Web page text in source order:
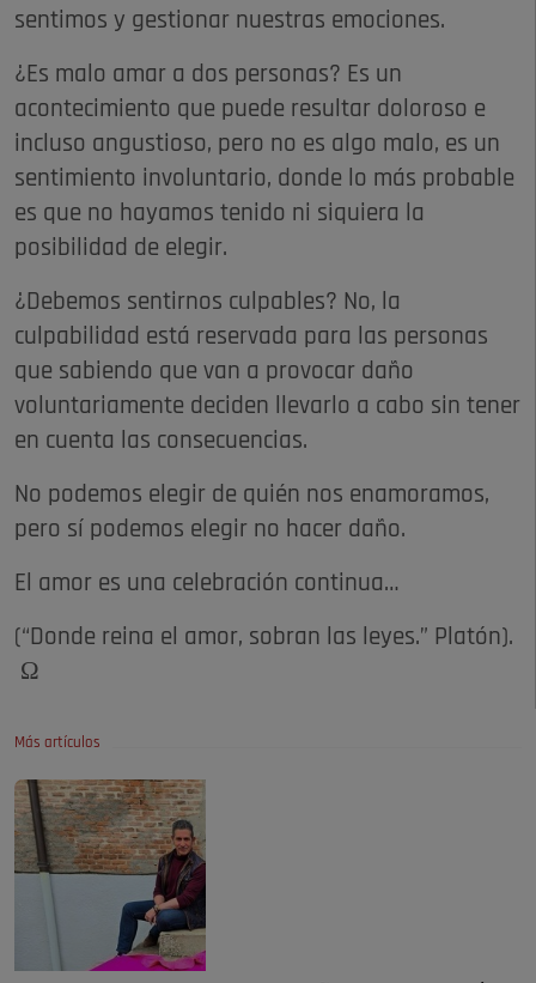
sentimos y gestionar nuestras emociones.
¿Es malo amar a dos personas? Es un
acontecimiento que puede resultar doloroso e
incluso angustioso, pero no es algo malo, es un
sentimiento involuntario, donde lo más probable
es que no hayamos tenido ni siquiera la
posibilidad de elegir.
¿Debemos sentirnos culpables? No, la
culpabilidad está reservada para las personas
que sabiendo que van a provocar daño
voluntariamente deciden llevarlo a cabo sin tener
en cuenta las consecuencias.
No podemos elegir de quién nos enamoramos,
pero sí podemos elegir no hacer daño.
El amor es una celebración continua…
(“Donde reina el amor, sobran las leyes.” Platón).
Ω
Más artículos